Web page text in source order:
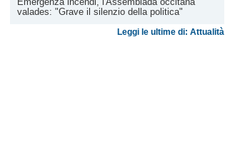
valades: "Grave il silenzio della politica"
Leggi le ultime di: Attualità